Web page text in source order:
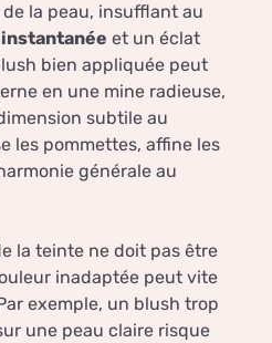
la peau, insufflant au
et un éclat
bien appliquée peut
en une mine radieuse,
subtile au
les pommettes, affine les
générale au
la teinte ne doit pas être
inadaptée peut vite
exemple, un blush trop
une peau claire risque